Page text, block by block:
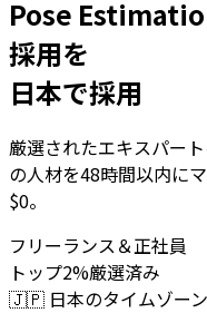
Pose
採用を
日本で採用
厳選されたエキスパー
の人材を48時間以内に
$0。
フリーランス＆正社員
トップ2%厳選済み
🇯🇵 日本のタイムゾー